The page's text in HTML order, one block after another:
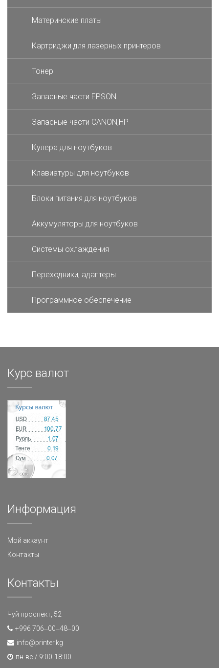
Материнские платы
Картриджи для лазерных принтеров
Тонер
Запасные части EPSON
Запасные части CANON,HP
Кулера для ноутбуков
Клавиатуры для ноутбуков
Блоки питания для ноутбуков
Аккумуляторы для ноутбуков
Системы охлаждения
Переходники, адаптеры
Программное обеспечение
Курс валют
Информация
Мой аккаунт
Контакты
Контакты
Чуй проспект, 52
+996 706‒00‒48‒00
info@printer.kg
пн-вс / 9:00-18:00